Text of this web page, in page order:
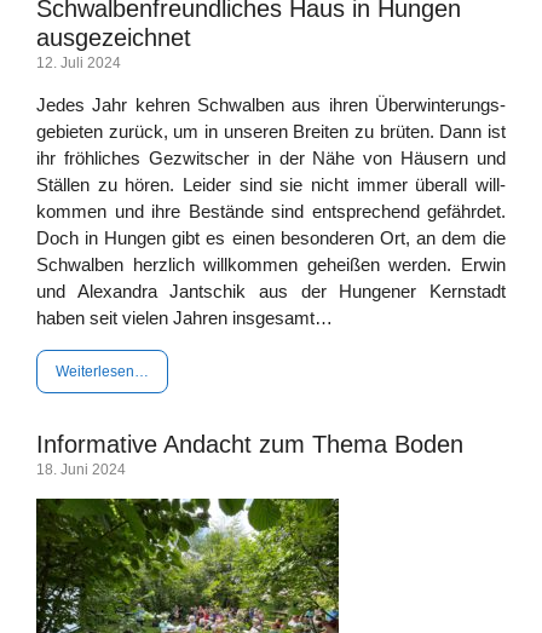
Schwalbenfreundliches Haus in Hungen
ausgezeichnet
12. Juli 2024
Jedes Jahr keh­ren Schwal­ben aus ihren Über­win­te­rungs­
ge­bie­ten zurück, um in unse­ren Brei­ten zu brü­ten. Dann ist
ihr fröh­li­ches Gezwit­scher in der Nähe von Häu­sern und
Stäl­len zu hören. Lei­der sind sie nicht immer über­all will­
kom­men und ihre Bestän­de sind ent­spre­chend gefähr­det.
Doch in Hun­gen gibt es einen beson­de­ren Ort, an dem die
Schwal­ben herz­lich will­kom­men gehei­ßen wer­den. Erwin
und Alex­an­dra Jant­schik aus der Hun­ge­ner Kern­stadt
haben seit vie­len Jah­ren insgesamt…
Wei­ter­le­sen…
Informative Andacht zum Thema Boden
18. Juni 2024